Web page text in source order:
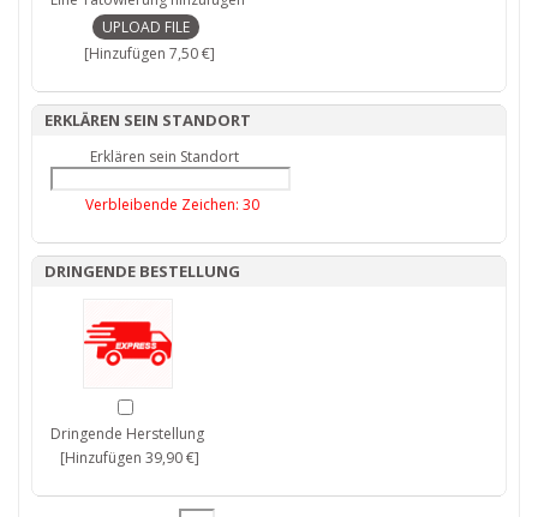
[Hinzufügen 7,50 €]
ERKLÄREN SEIN STANDORT
Erklären sein Standort
Verbleibende Zeichen: 30
DRINGENDE BESTELLUNG
Dringende Herstellung
[Hinzufügen 39,90 €]